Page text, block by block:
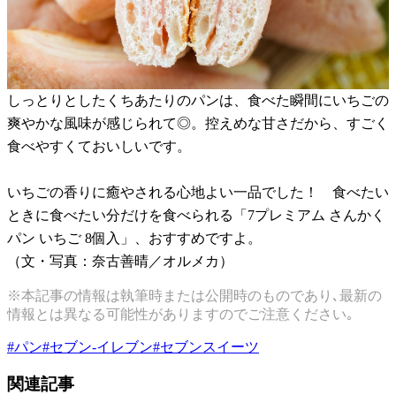
しっとりとしたくちあたりのパンは、食べた瞬間にいちごの
爽やかな風味が感じられて◎。控えめな甘さだから、すごく
食べやすくておいしいです。
いちごの香りに癒やされる心地よい一品でした！ 食べたい
ときに食べたい分だけを食べられる「7プレミアム さんかく
パン いちご 8個入」、おすすめですよ。
（文・写真：奈古善晴／オルメカ）
※本記事の情報は執筆時または公開時のものであり､最新の
情報とは異なる可能性がありますのでご注意ください｡
#パン#セブン-イレブン#セブンスイーツ
関連記事